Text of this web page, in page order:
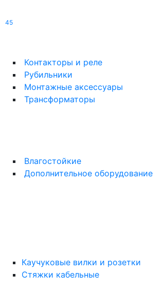
45
Контакторы и реле
Рубильники
Монтажные аксессуары
Трансформаторы
Влагостойкие
Дополнительное оборудование
Каучуковые вилки и розетки
Стяжки кабельные